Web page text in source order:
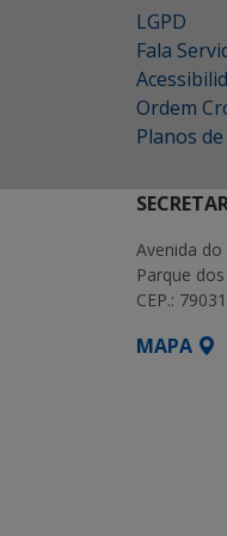
LGPD
Fala
Ordem
Planos
Avenida
Parque
CEP.:
MAPA